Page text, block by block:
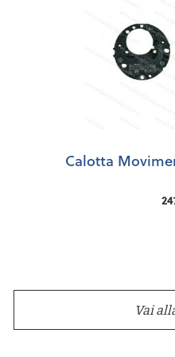
Calotta
Vai